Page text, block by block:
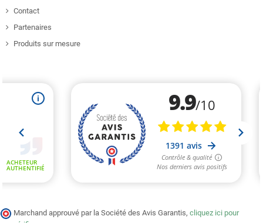
Contact
Partenaires
Produits sur mesure
Marchand approuvé par la Société des Avis Garantis, cliquez ici pour